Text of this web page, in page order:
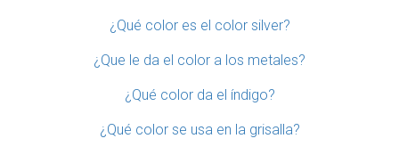
¿Qué color es el color silver?
¿Que le da el color a los metales?
¿Qué color da el índigo?
¿Qué color se usa en la grisalla?